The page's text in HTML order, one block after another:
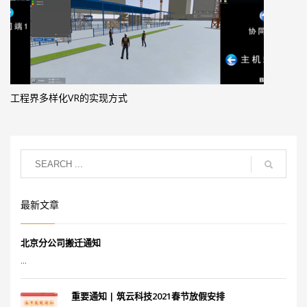
工程界多样化VR的实现方式
最新文章
北京分公司搬迁通知
...
重要通知 | 筑云科技2021春节放假安排